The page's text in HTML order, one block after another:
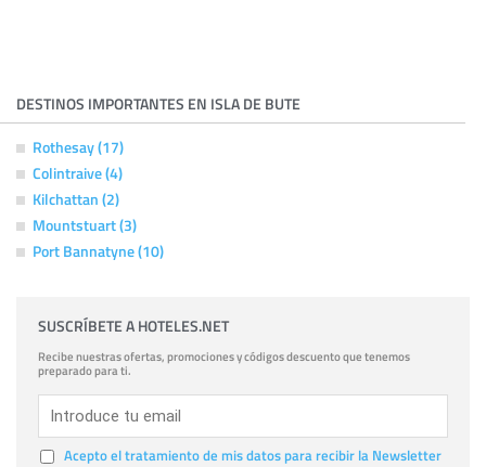
DESTINOS IMPORTANTES EN ISLA DE BUTE
Rothesay (17)
Colintraive (4)
Kilchattan (2)
Mountstuart (3)
Port Bannatyne (10)
SUSCRÍBETE A HOTELES.NET
Recibe nuestras ofertas, promociones y códigos descuento que tenemos
preparado para ti.
Acepto el tratamiento de mis datos para recibir la Newsletter